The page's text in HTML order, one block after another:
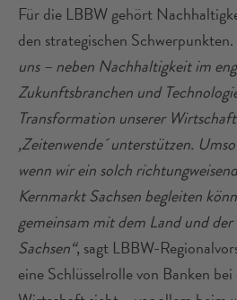
Für die LBBW gehört
den strategischen Schwerpunkten.
uns – neben Nachhaltigkeit im
Zukunftsbranchen und
Transformation unserer
,Zeitenwende´ unterstützen.
wenn wir ein solch
Kernmarkt Sachsen begleiten
gemeinsam mit dem Land und
Sachsen“, sagt LBBW-
eine Schlüsselrolle von Banken